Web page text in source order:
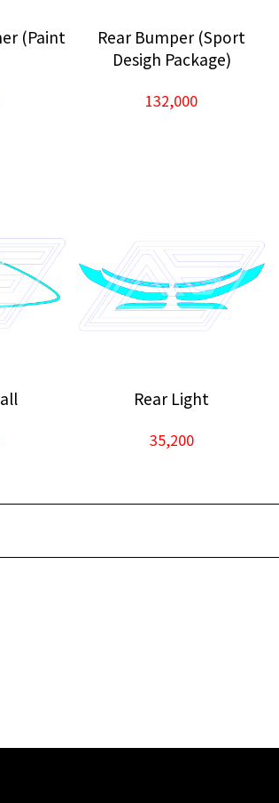
(Paint
Rear Bumper (Sport
Desigh Package)
132,000
Rear Light
35,200